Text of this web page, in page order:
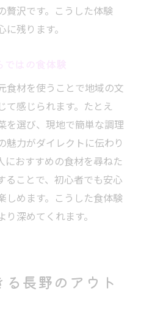
贅沢です。こうした体験
残ります。
食材を使うことで地域の文
て感じられます。たとえ
を選び、現地で簡単な調理
魅力がダイレクトに伝わり
におすすめの食材を尋ねた
ることで、初心者でも安心
しめます。こうした食体験
深めてくれます。
長野のアウト